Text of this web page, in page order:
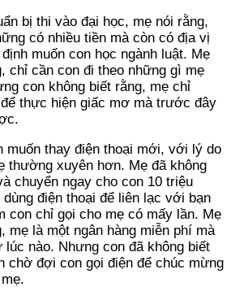
bị thi vào đại học, mẹ nói rằng,
có nhiều tiền mà còn có địa vị
muốn con học ngành luật. Mẹ
chỉ cần con đi theo những gì mẹ
con không biết rằng, mẹ chỉ
thực hiện giấc mơ mà trước đây
muốn thay điện thoại mới, với lý do
thường xuyên hơn. Mẹ đã không
chuyển ngay cho con 10 triệu
điện thoại để liên lạc với bạn
con chỉ gọi cho mẹ có mấy lần. Mẹ
mẹ là một ngân hàng miễn phí mà
nào. Nhưng con đã không biết
chờ đợi con gọi điện để chúc mừng